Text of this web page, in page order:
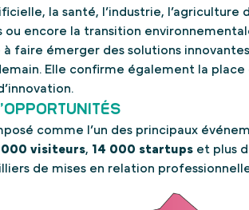
la santé, l’industrie, l’agriculture
encore la transition
faire émerger des solutions
Elle confirme également la
comme l’un des principaux
000 visiteurs, 14 000 startups et plus
de mises en relation